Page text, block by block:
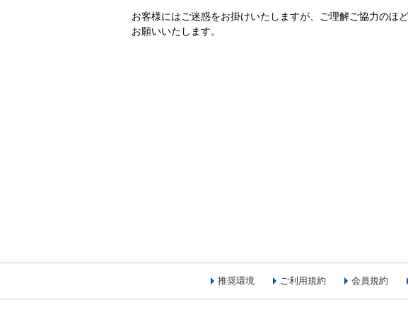
お客様にはご迷惑をお掛けいたしますが、ご理解ご協力のほ
お願いいたします。
推奨環境 ご利用規約 会員規約